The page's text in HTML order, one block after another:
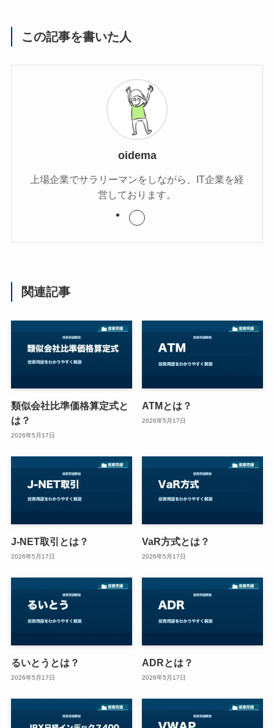
この記事を書いた人
oidema
上場企業でサラリーマンをしながら、IT企業を経
営しております。
関連記事
類似会社比準価格算定式と
は？
2026年5月17日
ATMとは？
2026年5月17日
J-NET取引とは？
2026年5月17日
VaR方式とは？
2026年5月17日
るいとうとは？
2026年5月17日
ADRとは？
2026年5月17日